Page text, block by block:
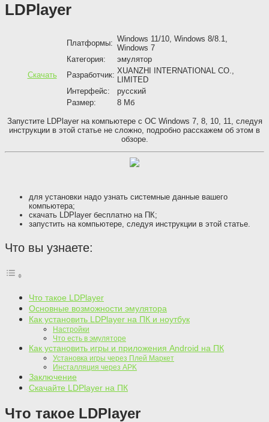
LDPlayer
Скачать
Платформы: Windows 11/10, Windows 8/8.1,
Windows 7
Категория:
эмулятор
Разработчик: XUANZHI INTERNATIONAL CO.,
LIMITED
Интерфейс:
русский
Размер:
8 Мб
Запустите LDPlayer на компьютере с ОС Windows 7, 8, 10, 11, следуя
инструкции в этой статье не сложно, подробно расскажем об этом в
обзоре.
для установки надо узнать системные данные вашего
компьютера;
скачать LDPlayer бесплатно на ПК;
запустить на компьютере, следуя инструкции в этой статье.
Что вы узнаете:
Что такое LDPlayer
Основные возможности эмулятора
Как установить LDPlayer на ПК и ноутбук
Настройки
Что есть в эмуляторе
Как установить игры и приложения Android на ПК
Установка игры через Плей Маркет
Инсталляция через APK
Заключение
Скачайте LDPlayer на ПК
Что такое LDPlayer